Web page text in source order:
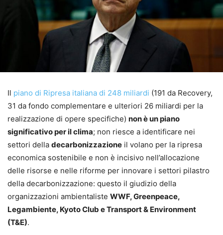
Il piano di Ripresa italiana di 248 miliardi (191 da Recovery,
31 da fondo complementare e ulteriori 26 miliardi per la
realizzazione di opere specifiche) non è un piano
significativo per il clima; non riesce a identificare nei
settori della decarbonizzazione il volano per la ripresa
economica sostenibile e non è incisivo nell’allocazione
delle risorse e nelle riforme per innovare i settori pilastro
della decarbonizzazione: questo il giudizio della
organizzazioni ambientaliste WWF, Greenpeace,
Legambiente, Kyoto Club e Transport & Environment
(T&E).